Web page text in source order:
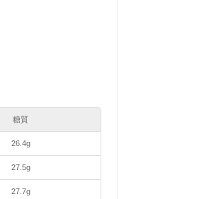
糖質
26.4g
27.5g
27.7g